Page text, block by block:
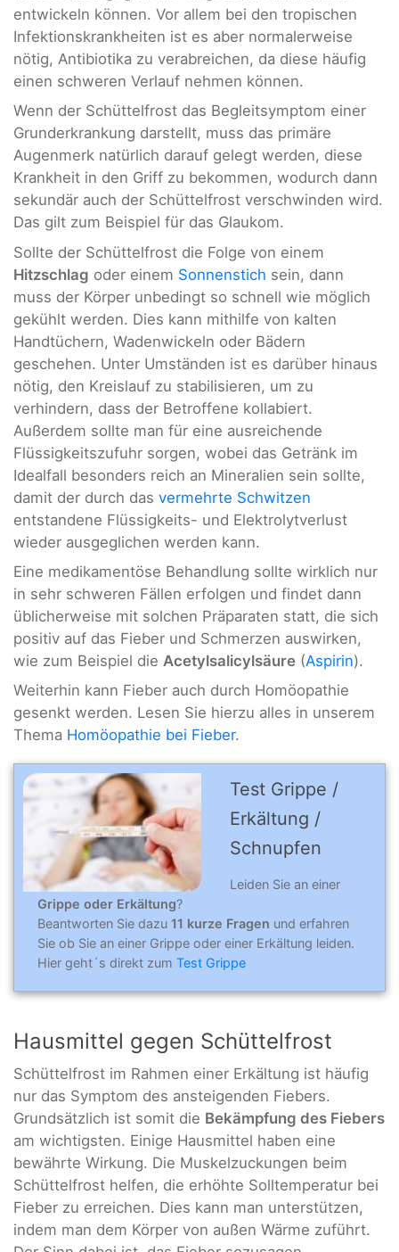
entwickeln können. Vor allem bei den tropischen
Infektionskrankheiten ist es aber normalerweise
nötig, Antibiotika zu verabreichen, da diese häufig
einen schweren Verlauf nehmen können.
Wenn der Schüttelfrost das Begleitsymptom einer
Grunderkrankung darstellt, muss das primäre
Augenmerk natürlich darauf gelegt werden, diese
Krankheit in den Griff zu bekommen, wodurch dann
sekundär auch der Schüttelfrost verschwinden wird.
Das gilt zum Beispiel für das Glaukom.
Sollte der Schüttelfrost die Folge von einem
Hitzschlag oder einem Sonnenstich sein, dann
muss der Körper unbedingt so schnell wie möglich
gekühlt werden. Dies kann mithilfe von kalten
Handtüchern, Wadenwickeln oder Bädern
geschehen. Unter Umständen ist es darüber hinaus
nötig, den Kreislauf zu stabilisieren, um zu
verhindern, dass der Betroffene kollabiert.
Außerdem sollte man für eine ausreichende
Flüssigkeitszufuhr sorgen, wobei das Getränk im
Idealfall besonders reich an Mineralien sein sollte,
damit der durch das vermehrte Schwitzen
entstandene Flüssigkeits- und Elektrolytverlust
wieder ausgeglichen werden kann.
Eine medikamentöse Behandlung sollte wirklich nur
in sehr schweren Fällen erfolgen und findet dann
üblicherweise mit solchen Präparaten statt, die sich
positiv auf das Fieber und Schmerzen auswirken,
wie zum Beispiel die Acetylsalicylsäure (Aspirin).
Weiterhin kann Fieber auch durch Homöopathie
gesenkt werden. Lesen Sie hierzu alles in unserem
Thema Homöopathie bei Fieber.
Test Grippe /
Erkältung /
Schnupfen
Leiden Sie an einer
Grippe oder Erkältung?
Beantworten Sie dazu 11 kurze Fragen und erfahren
Sie ob Sie an einer Grippe oder einer Erkältung leiden.
Hier geht´s direkt zum Test Grippe
Hausmittel gegen Schüttelfrost
Schüttelfrost im Rahmen einer Erkältung ist häufig
nur das Symptom des ansteigenden Fiebers.
Grundsätzlich ist somit die Bekämpfung des Fiebers
am wichtigsten. Einige Hausmittel haben eine
bewährte Wirkung. Die Muskelzuckungen beim
Schüttelfrost helfen, die erhöhte Solltemperatur bei
Fieber zu erreichen. Dies kann man unterstützen,
indem man dem Körper von außen Wärme zuführt.